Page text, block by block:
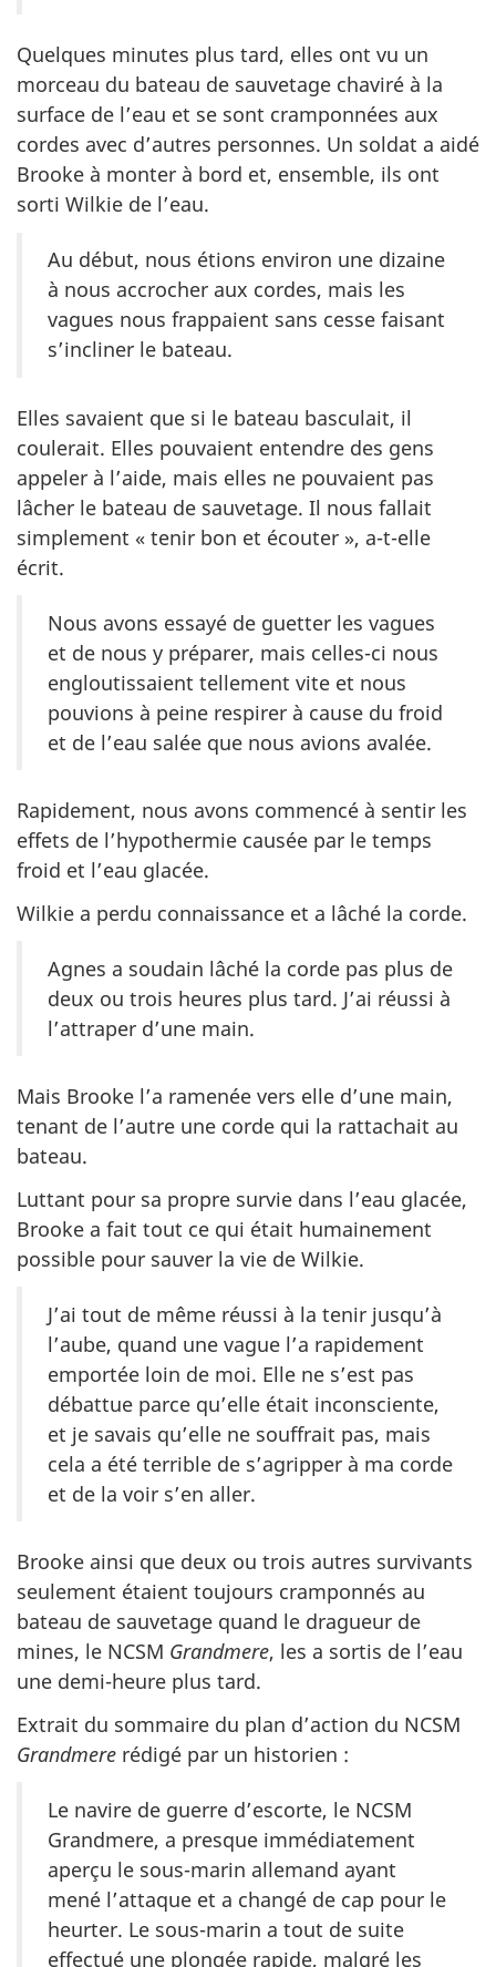
Quelques minutes plus tard, elles ont vu un
morceau du bateau de sauvetage chaviré à la
surface de l’eau et se sont cramponnées aux
cordes avec d’autres personnes. Un soldat a aidé
Brooke à monter à bord et, ensemble, ils ont
sorti Wilkie de l’eau.
Au début, nous étions environ une dizaine
à nous accrocher aux cordes, mais les
vagues nous frappaient sans cesse faisant
s’incliner le bateau.
Elles savaient que si le bateau basculait, il
coulerait. Elles pouvaient entendre des gens
appeler à l’aide, mais elles ne pouvaient pas
lâcher le bateau de sauvetage. Il nous fallait
simplement « tenir bon et écouter », a-t-elle
écrit.
Nous avons essayé de guetter les vagues
et de nous y préparer, mais celles-ci nous
engloutissaient tellement vite et nous
pouvions à peine respirer à cause du froid
et de l’eau salée que nous avions avalée.
Rapidement, nous avons commencé à sentir les
effets de l’hypothermie causée par le temps
froid et l’eau glacée.
Wilkie a perdu connaissance et a lâché la corde.
Agnes a soudain lâché la corde pas plus de
deux ou trois heures plus tard. J’ai réussi à
l’attraper d’une main.
Mais Brooke l’a ramenée vers elle d’une main,
tenant de l’autre une corde qui la rattachait au
bateau.
Luttant pour sa propre survie dans l’eau glacée,
Brooke a fait tout ce qui était humainement
possible pour sauver la vie de Wilkie.
J’ai tout de même réussi à la tenir jusqu’à
l’aube, quand une vague l’a rapidement
emportée loin de moi. Elle ne s’est pas
débattue parce qu’elle était inconsciente,
et je savais qu’elle ne souffrait pas, mais
cela a été terrible de s’agripper à ma corde
et de la voir s’en aller.
Brooke ainsi que deux ou trois autres survivants
seulement étaient toujours cramponnés au
bateau de sauvetage quand le dragueur de
mines, le NCSM Grandmere, les a sortis de l’eau
une demi-heure plus tard.
Extrait du sommaire du plan d’action du NCSM
Grandmere rédigé par un historien :
Le navire de guerre d’escorte, le NCSM
Grandmere, a presque immédiatement
aperçu le sous-marin allemand ayant
mené l’attaque et a changé de cap pour le
heurter. Le sous-marin a tout de suite
effectué une plongée rapide, malgré les